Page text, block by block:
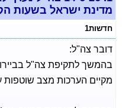
מדינת ישראל בשעות
חדשות1
דובר צה"ל:
בהמשך לתקיפת צה"ל
מקיים הערכות מצב שוטפות